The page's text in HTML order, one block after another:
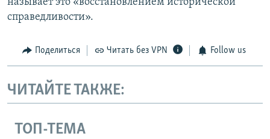
называет это «восстановлением исторической
справедливости».
Поделиться Читать без VPN Follow us
ЧИТАЙТЕ ТАКЖЕ:
ТОП-ТЕМА